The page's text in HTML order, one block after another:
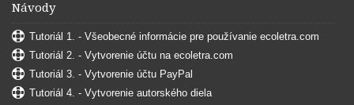
Návody
Tutoriál 1. - Všeobecné informácie pre používanie ecoletra.com
Tutoriál 2. - Vytvorenie účtu na ecoletra.com
Tutoriál 3. - Vytvorenie účtu PayPal
Tutoriál 4. - Vytvorenie autorského diela